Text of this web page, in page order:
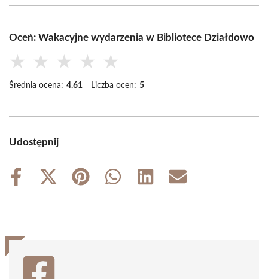
Oceń: Wakacyjne wydarzenia w Bibliotece Działdowo
★ ★ ★ ★ ★
Średnia ocena: 4.61 Liczba ocen: 5
Udostępnij
Share
Share
(Twitter)
Share
Share
Share
Share